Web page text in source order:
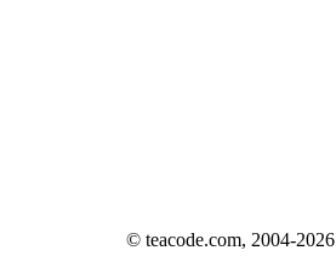
© teacode.com, 2004-2026